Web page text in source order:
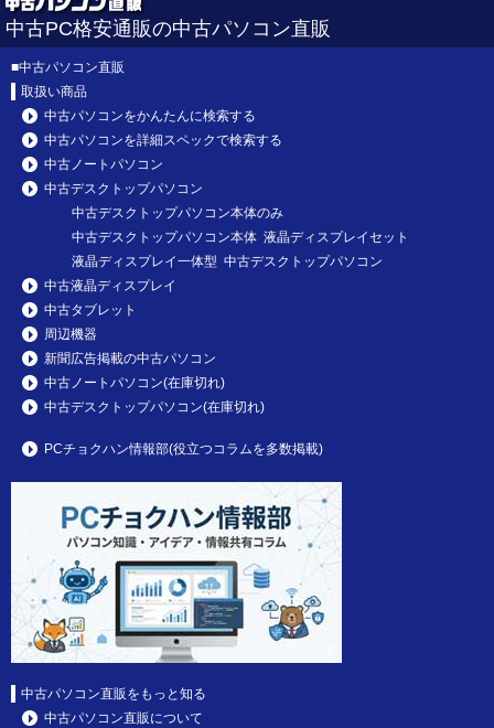
中古PC格安通販の中古パソコン直販
■中古パソコン直販
取扱い商品
中古パソコンをかんたんに検索する
中古パソコンを詳細スペックで検索する
中古ノートパソコン
中古デスクトップパソコン
中古デスクトップパソコン本体のみ
中古デスクトップパソコン本体 液晶ディスプレイセット
液晶ディスプレイ一体型 中古デスクトップパソコン
中古液晶ディスプレイ
中古タブレット
周辺機器
新聞広告掲載の中古パソコン
中古ノートパソコン(在庫切れ)
中古デスクトップパソコン(在庫切れ)
PCチョクハン情報部(役立つコラムを多数掲載)
中古パソコン直販をもっと知る
中古パソコン直販について